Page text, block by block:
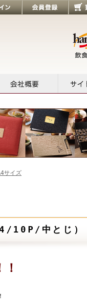
サイズ
10P/中とじ）